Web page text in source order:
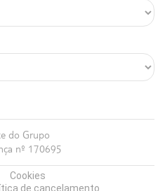
do Grupo
nº 170695
Cookies
de cancelamento